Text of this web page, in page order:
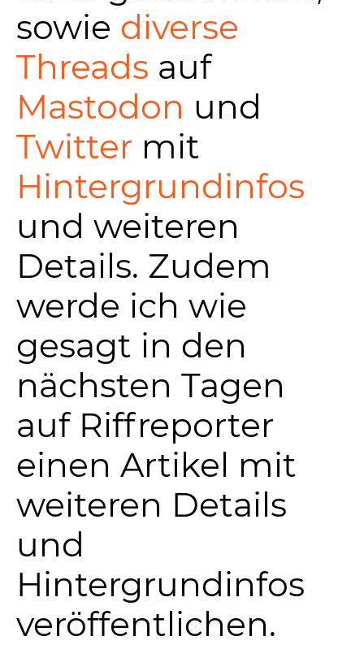
sowie diverse
Threads auf
Mastodon und
Twitter mit
Hintergrundinfos
und weiteren
Details. Zudem
werde ich wie
gesagt in den
nächsten Tagen
auf Riffreporter
einen Artikel mit
weiteren Details
und
Hintergrundinfos
veröffentlichen.